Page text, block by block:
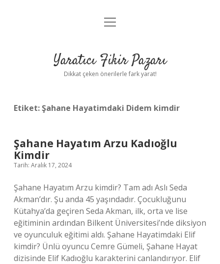
Anasayfa
Yasal Uyarı
menüyü
Yaratıcı Fikir Pazarı
Dikkat çeken önerilerle fark yarat!
Etiket:Şahane Hayatimdaki Didem kimdir
Şahane Hayatım Arzu Kadıoğlu
Kimdir
Tarih: Aralık 17, 2024
Şahane Hayatım Arzu kimdir? Tam adı Aslı Seda
Akman’dır. Şu anda 45 yaşındadır. Çocukluğunu
Kütahya’da geçiren Seda Akman, ilk, orta ve lise
eğitiminin ardından Bilkent Üniversitesi’nde diksiyon
ve oyunculuk eğitimi aldı. Şahane Hayatimdaki Elif
kimdir? Ünlü oyuncu Cemre Gümeli, Şahane Hayat
dizisinde Elif Kadıoğlu karakterini canlandırıyor. Elif